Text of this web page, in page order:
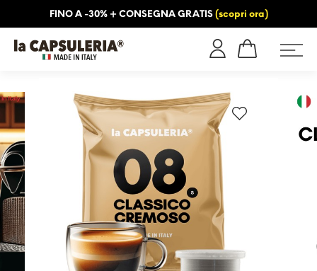
FINO A -30% + CONSEGNA GRATIS (scopri ora)